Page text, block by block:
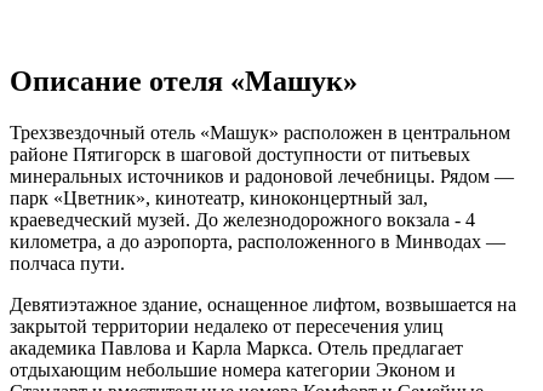
Описание отеля «Машук»
Трехзвездочный отель «Машук» расположен в центральном
районе Пятигорск в шаговой доступности от питьевых
минеральных источников и радоновой лечебницы. Рядом —
парк «Цветник», кинотеатр, киноконцертный зал,
краеведческий музей. До железнодорожного вокзала - 4
километра, а до аэропорта, расположенного в Минводах —
полчаса пути.
Девятиэтажное здание, оснащенное лифтом, возвышается на
закрытой территории недалеко от пересечения улиц
академика Павлова и Карла Маркса. Отель предлагает
отдыхающим небольшие номера категории Эконом и